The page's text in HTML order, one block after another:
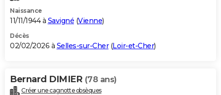
Naissance
11/11/1944 à Savigné (Vienne)
Décès
02/02/2026 à Selles-sur-Cher(Loir-et-Cher)
Bernard DIMIER (78 ans)
Créer une cagnotte obsèques